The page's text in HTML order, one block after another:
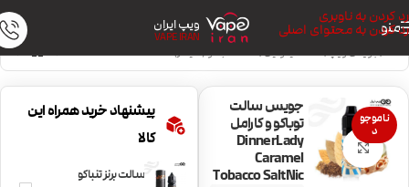
رد کردن به ناوبری
رد کردن به محتوای اصلی
منو ویپ ایران
VAPE IRAN
خانه/جویس ویپ/سالت نیکوتین/سالت تنباکو (سیگار)
ناموجو
د
بزرگنمایی تصویر
جویس سالت
توباکو و کارامل
DinnerLady
Caramel
Tobacco SaltNic
پیشنهاد خرید همراه این
کالا
سالت برنز تنباکو